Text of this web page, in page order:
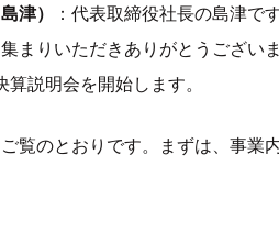
津）
：代表取締役社長の島津で
まりいただきありがとうござい
説明会を開始します。
覧のとおりです。まずは、事業